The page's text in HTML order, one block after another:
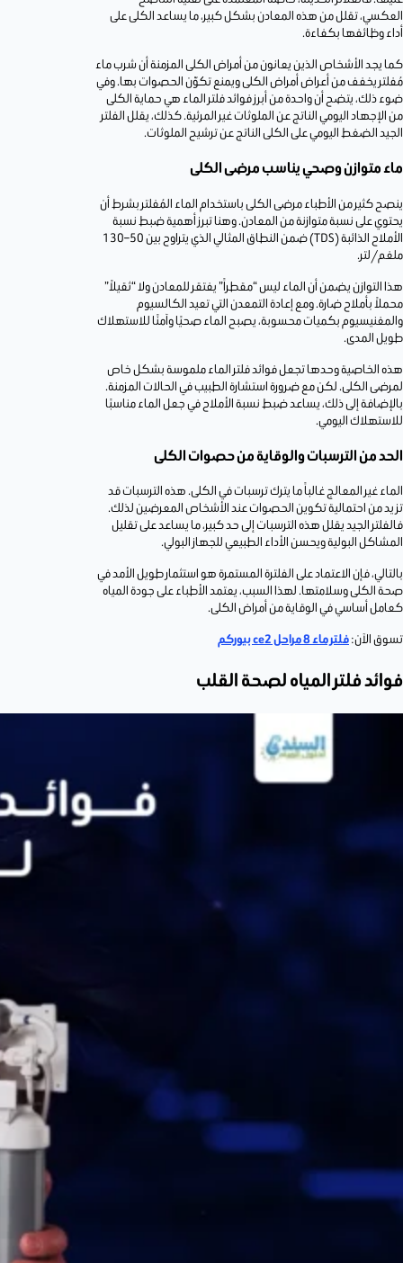
العكسي، تقلل من هذه المعادن بشكل كبير، ما يساعد الكلى على
أداء وظائفها بكفاءة.
كما يجد الأشخاص الذين يعانون من أمراض الكلى المزمنة أن شرب ماء
مُفلتر يخفف من أعراض أمراض الكلى ويمنع تكوّن الحصوات بها. وفي
ضوء ذلك، يتضح أن واحدة من أبرز فوائد فلتر الماء هي حماية الكلى
من الإجهاد اليومي الناتج عن الملوثات غير المرئية. كذلك، يقلل الفلتر
الجيد الضغط اليومي على الكلى الناتج عن ترشيح الملوثات.
ماء متوازن وصحي يناسب مرضى الكلى
ينصح كثير من الأطباء مرضى الكلى باستخدام الماء المُفلتر بشرط أن
يحتوي على نسبة متوازنة من المعادن. وهنا تبرز أهمية ضبط نسبة
الأملاح الذائبة (TDS) ضمن النطاق المثالي الذي يتراوح بين 50–130
ملغم/لتر.
هذا التوازن يضمن أن الماء ليس “مقطراً” يفتقر للمعادن ولا “ثقيلاً”
محملاً بأملاح ضارة. ومع إعادة التمعدن التي تعيد الكالسيوم
والمغنيسيوم بكميات محسوبة، يصبح الماء صحيًا وآمنًا للاستهلاك
طويل المدى.
هذه الخاصية وحدها تجعل فوائد فلتر الماء ملموسة بشكل خاص
لمرضى الكلى. لكن مع ضرورة استشارة الطبيب في الحالات المزمنة.
بالإضافة إلى ذلك، يساعد ضبط نسبة الأملاح في جعل الماء مناسبًا
للاستهلاك اليومي.
الحد من الترسبات والوقاية من حصوات الكلى
الماء غير المعالج غالباً ما يترك ترسبات في الكلى. هذه الترسبات قد
تزيد من احتمالية تكوين الحصوات عند الأشخاص المعرضين لذلك.
فالفلتر الجيد يقلل هذه الترسبات إلى حد كبير، ما يساعد على تقليل
المشاكل البولية ويحسن الأداء الطبيعي للجهاز البولي.
بالتالي، فإن الاعتماد على الفلترة المستمرة هو استثمار طويل الأمد في
صحة الكلى وسلامتها. لهذا السبب، يعتمد الأطباء على جودة المياه
كعامل أساسي في الوقاية من أمراض الكلى.
تسوق الآن:فلتر ماء 8 مراحل ce2 بيوركم
فوائد فلتر المياه لصحة القلب